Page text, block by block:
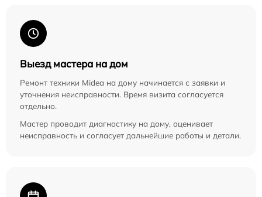
Выезд мастера на дом
Ремонт техники Midea на дому начинается с заявки и
уточнения неисправности. Время визита согласуется
отдельно.
Мастер проводит диагностику на дому, оценивает
неисправность и согласует дальнейшие работы и детали.